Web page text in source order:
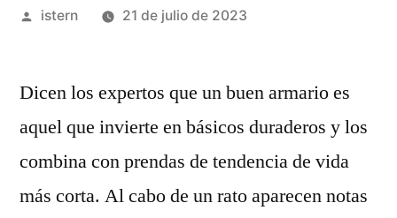
Publicado
istern 21 de julio de 2023
Dicen los expertos que un buen armario es
aquel que invierte en básicos duraderos y los
combina con prendas de tendencia de vida
más corta. Al cabo de un rato aparecen notas